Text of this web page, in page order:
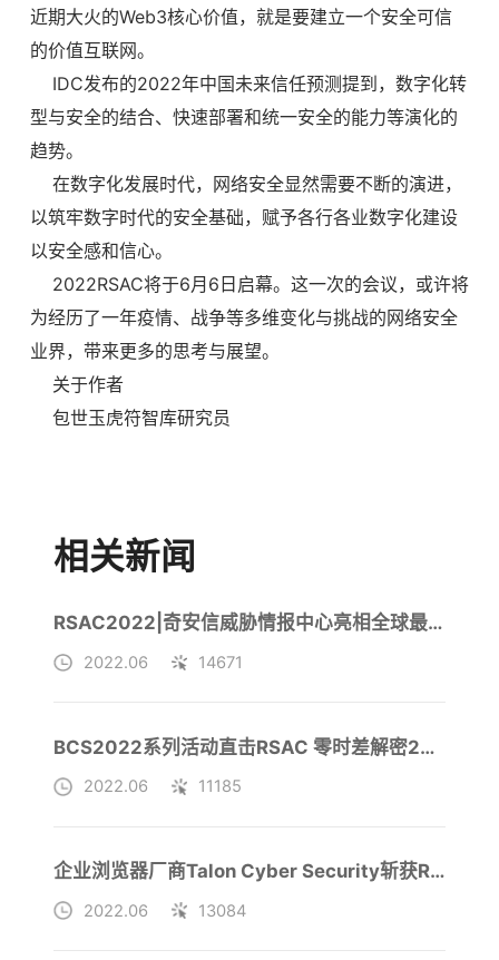
近期大火的Web3核心价值，就是要建立一个安全可信
的价值互联网。
IDC发布的2022年中国未来信任预测提到，数字化转
型与安全的结合、快速部署和统一安全的能力等演化的
趋势。
在数字化发展时代，网络安全显然需要不断的演进，
以筑牢数字时代的安全基础，赋予各行各业数字化建设
以安全感和信心。
2022RSAC将于6月6日启幕。这一次的会议，或许将
为经历了一年疫情、战争等多维变化与挑战的网络安全
业界，带来更多的思考与展望。
关于作者
包世玉虎符智库研究员
相关新闻
RSAC2022|奇安信威胁情报中心亮相全球最具影响力安全盛会
2022.06 14671
BCS2022系列活动直击RSAC 零时差解密2022创新沙盒冠军
2022.06 11185
企业浏览器厂商Talon Cyber Security斩获RSAC2022创新沙盒冠军
2022.06 13084